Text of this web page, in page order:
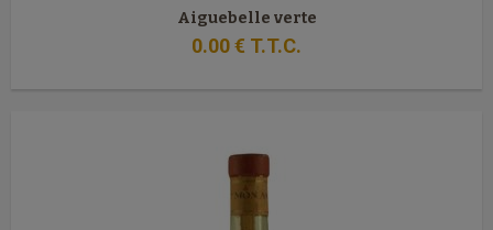
Aiguebelle verte
0.00€ T.T.C.